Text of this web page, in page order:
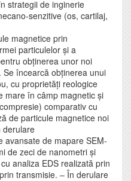
strategii de inginerie
senzitive (os, cartilaj,
magnetice prin
particulelor și a
obținerea unor noi
încearcă obținerea unui
cu proprietăți reologice
mare în câmp magnetic și
comparativ cu
de particule magnetice noi
derulare
avansate de mapare SEM-
de zeci de nanometri și
analiza EDS realizată prin
transmisie. – În derulare